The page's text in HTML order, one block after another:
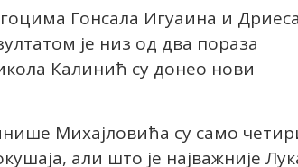
Гонсала Игуаина и Дриеса
је низ од два пораза
Калинић су донео нови
Михајловића су само
али што је најважније